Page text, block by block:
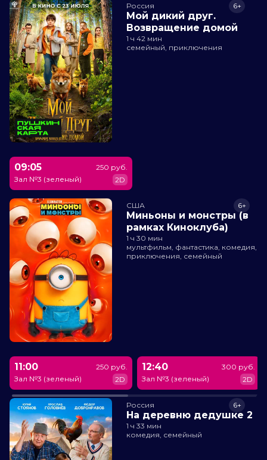
Россия
Мой дикий друг.
Возвращение домой
6+
1 ч 42 мин
семейный, приключения
09:05
Зал №3 (зеленый)
250 руб.
2D
США
Миньоны и монстры (в
рамках Киноклуба)
6+
1 ч 30 мин
мультфильм, фантастика, комедия,
приключения, семейный
11:00
Зал №3 (зеленый)
250 руб.
2D
12:40
Зал №3 (зеленый)
300 руб.
2D
Россия
На деревню дедушке 2
6+
1 ч 33 мин
комедия, семейный